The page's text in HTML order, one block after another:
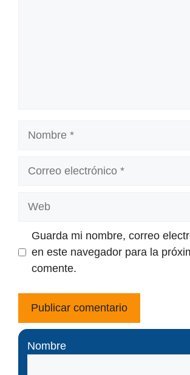
Guarda mi nombre, correo
en este navegador para la
comente.
Nombre